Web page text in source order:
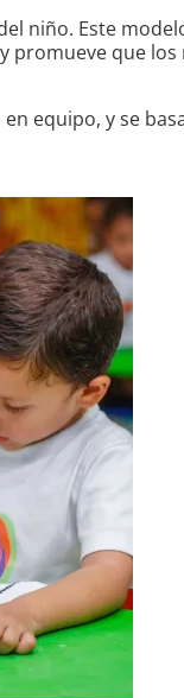
niño. Este
que
equipo, y se